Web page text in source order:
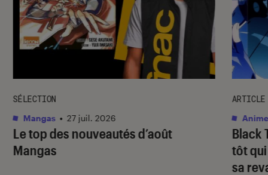
Le top des nouveautés d’août
Mangas
SÉLECTION
Mangas • 27 juil. 2026
Black
tôt
sa
ARTICLE